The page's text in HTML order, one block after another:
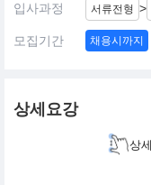
입사과정 서류전형 >
모집기간 채용시까지
상세요강
상